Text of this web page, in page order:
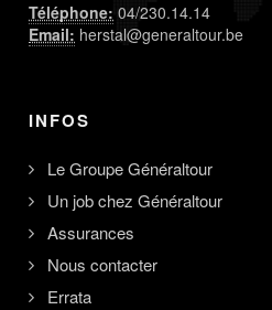
Téléphone: 04/230.14.14
Email: herstal@generaltour.be
INFOS
Le Groupe Généraltour
Un job chez Généraltour
Assurances
Nous contacter
Errata